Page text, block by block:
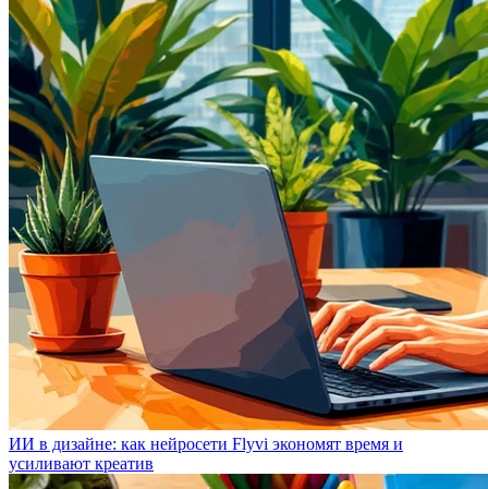
ИИ в дизайне: как нейросети Flyvi экономят время и
усиливают креатив